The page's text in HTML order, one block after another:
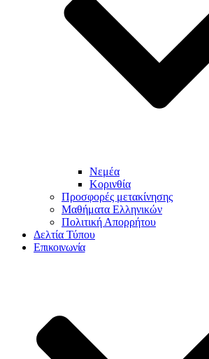
Νεμέα
Κορινθία
Προσφορές μετακίνησης
Μαθήματα Ελληνικών
Πολιτική Απορρήτου
Δελτία Τύπου
Επικοινωνία